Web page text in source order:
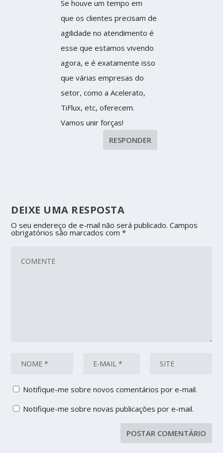
Se houve um tempo em
que os clientes precisam de
agilidade no atendimento é
esse que estamos vivendo
agora, e é exatamente isso
que várias empresas do
setor, como a Acelerato,
TiFlux, etc, oferecem.
Vamos unir forças!
RESPONDER
DEIXE UMA RESPOSTA
O seu endereço de e-mail não será publicado. Campos
obrigatórios são marcados com*
Notifique-me sobre novos comentários por e-mail.
Notifique-me sobre novas publicações por e-mail.